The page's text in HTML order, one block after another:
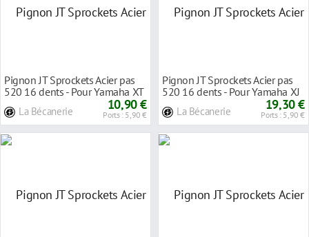
Pignon JT Sprockets Acier pas
520 16 dents - Pour Yamaha XT
La Bécanerie 10,90 €
Ports : 5,90 €
Pignon JT Sprockets Acier pas
520 16 dents - Pour Yamaha XJ
La Bécanerie 19,30 €
Ports : 5,90 €